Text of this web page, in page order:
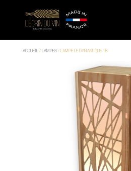
ACCUEIL/ LAMPES/ LAMPE LE DYNAMIQUE 1B